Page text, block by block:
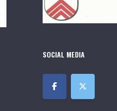
SOCIAL MEDIA